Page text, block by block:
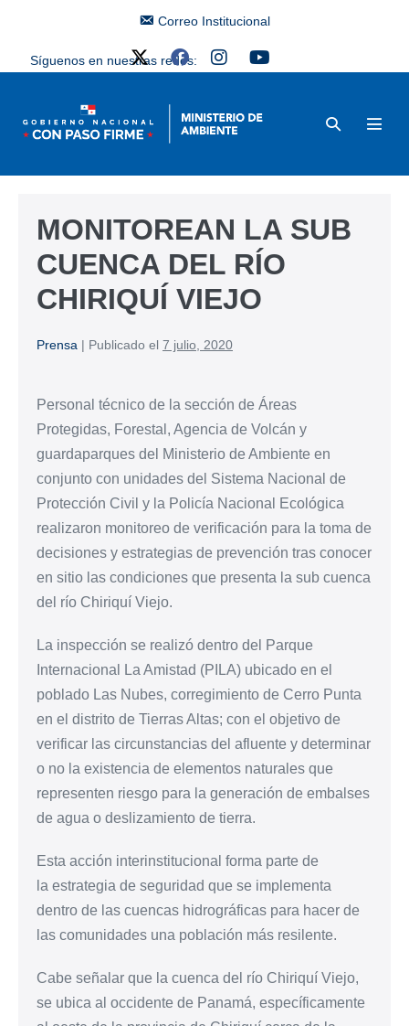
Correo Institucional
Síguenos en nuestras redes:
MONITOREAN LA SUB
CUENCA DEL RÍO
CHIRIQUÍ VIEJO
Prensa | Publicado el 7 julio, 2020
Personal técnico de la sección de Áreas
Protegidas, Forestal, Agencia de Volcán y
guardaparques del Ministerio de Ambiente en
conjunto con unidades del Sistema Nacional de
Protección Civil y la Policía Nacional Ecológica
realizaron monitoreo de verificación para la toma de
decisiones y estrategias de prevención tras conocer
en sitio las condiciones que presenta la sub cuenca
del río Chiriquí Viejo.
La inspección se realizó dentro del Parque
Internacional La Amistad (PILA) ubicado en el
poblado Las Nubes, corregimiento de Cerro Punta
en el distrito de Tierras Altas; con el objetivo de
verificar las circunstancias del afluente y determinar
o no la existencia de elementos naturales que
representen riesgo para la generación de embalses
de agua o deslizamiento de tierra.
Esta acción interinstitucional forma parte de
la estrategia de seguridad que se implementa
dentro de las cuencas hidrográficas para hacer de
las comunidades una población más resilente.
Cabe señalar que la cuenca del río Chiriquí Viejo,
se ubica al occidente de Panamá, específicamente